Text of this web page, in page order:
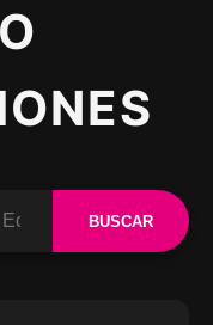
BUSCAR